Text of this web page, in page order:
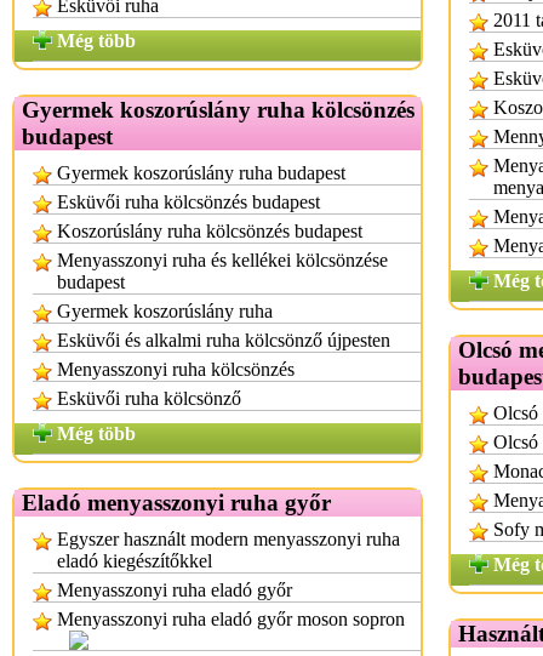
Esküvői ruha
Még több
Gyermek koszorúslány ruha kölcsönzés
budapest
Gyermek koszorúslány ruha budapest
Esküvői ruha kölcsönzés budapest
Koszorúslány ruha kölcsönzés budapest
Menyasszonyi ruha és kellékei kölcsönzése
budapest
Gyermek koszorúslány ruha
Esküvői és alkalmi ruha kölcsönző újpesten
Menyasszonyi ruha kölcsönzés
Esküvői ruha kölcsönző
Még több
Eladó menyasszonyi ruha győr
Egyszer használt modern menyasszonyi ruha
eladó kiegészítőkkel
Menyasszonyi ruha eladó győr
Menyasszonyi ruha eladó győr moson sopron
2011
Még
Olcsó
Olcsó
Olcsó
Sofy
Még